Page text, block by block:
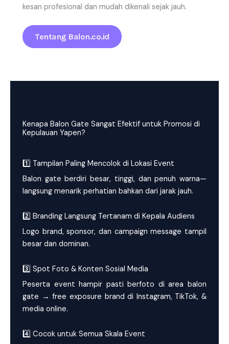
kesan profesional dan mudah dikenali sejak jauh.
Tentang Balon.co.id
Kenapa Balon Gate Sangat Efektif untuk Promosi di
Kepulauan Yapen?
1️⃣ Tampilan Paling Mencolok di Lokasi Event
Balon gate berdiri besar, tinggi, dan penuh warna—
langsung menarik perhatian bahkan dari jarak jauh.
2️⃣ Branding Langsung Tertanam di Kepala Audiens
Logo brand, sponsor, dan campaign message tampil
besar dan dominan.
3️⃣ Spot Foto & Konten Sosial Media
Peserta event hampir pasti berfoto di area balon
gate → free exposure brand di Instagram, TikTok, &
media online.
4️⃣ Cocok untuk Semua Skala Event